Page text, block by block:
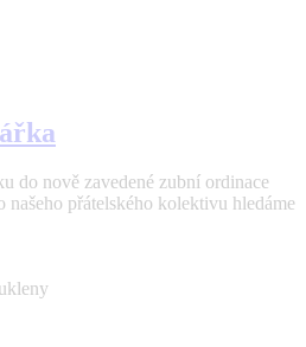
do nově zavedené zubní ordinace
přátelského kolektivu hledáme